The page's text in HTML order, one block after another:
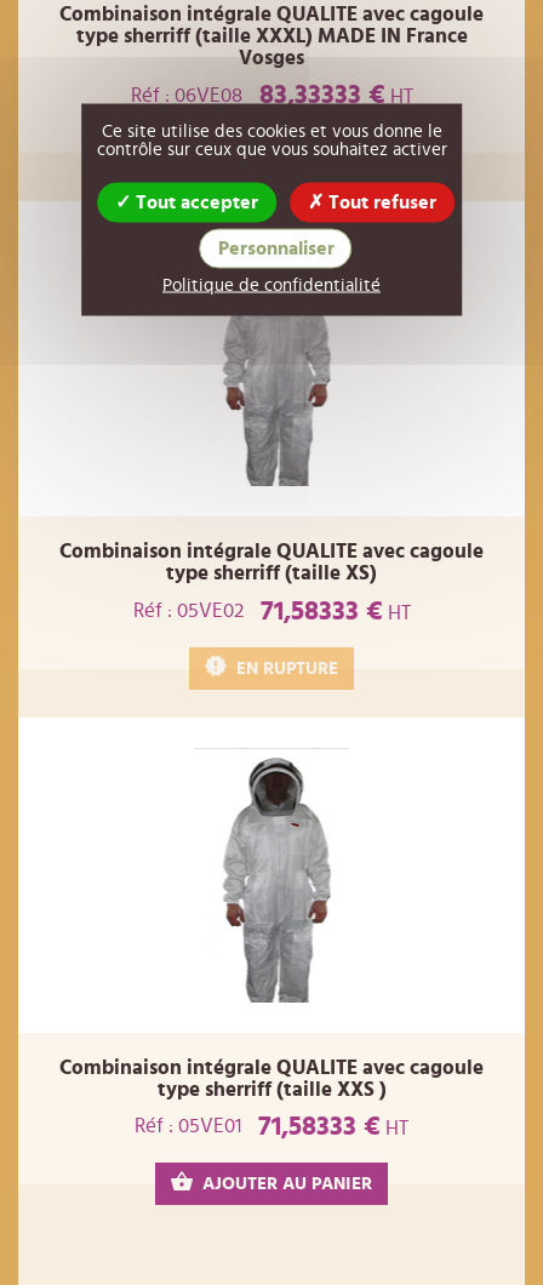
Combinaison intégrale QUALITE avec cagoule
type sherriff (taille XXXL) MADE IN France
Vosges
Réf : 06VE08
83,33333 € HT
EN RUPTURE
Combinaison intégrale QUALITE avec cagoule
type sherriff (taille XS)
Réf : 05VE02
71,58333 € HT
EN RUPTURE
Combinaison intégrale QUALITE avec cagoule
type sherriff (taille XXS )
Réf : 05VE01
71,58333 € HT
AJOUTER AU PANIER
Ce site utilise des cookies et vous donne le
contrôle sur ceux que vous souhaitez activer
Tout accepter Tout refuser
Personnaliser
Politique de confidentialité